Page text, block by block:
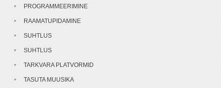
PROGRAMMEERIMINE
RAAMATUPIDAMINE
SUHTLUS
SUHTLUS
TARKVARA PLATVORMID
TASUTA MUUSIKA